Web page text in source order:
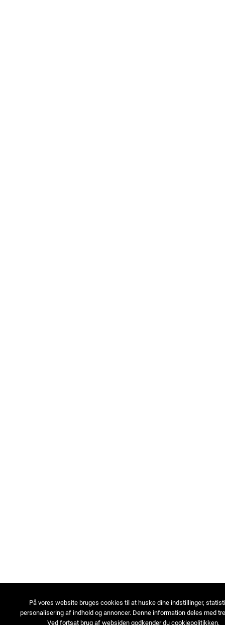
På vores website bruges cookies til at huske dine indstillinger,
personalisering af indhold og annoncer. Denne information deles med
Ved fortsat brug af websiden godkender du cookiepolitikken.